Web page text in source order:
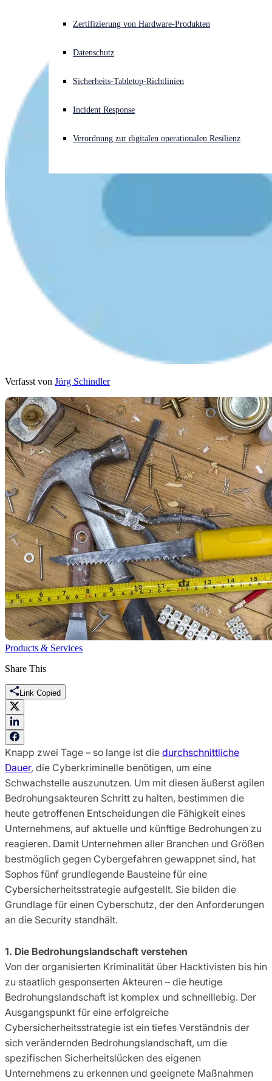
Akuter Cyberangriff? Fordern Sie Sofort-Hilfe an
Open search
Deutsch Open language switcher
Zertifizierung von Hardware-Produkten
Datenschutz
Sicherheits-Tabletop-Richtlinien
Incident Response
Verordnung zur digitalen operationalen Resilienz
Verfasst von Jörg Schindler
Products & Services
Share This
Link Copied
Knapp zwei Tage – so lange ist die durchschnittliche
Dauer, die Cyberkriminelle benötigen, um eine
Schwachstelle auszunutzen. Um mit diesen äußerst agilen
Bedrohungsakteuren Schritt zu halten, bestimmen die
heute getroffenen Entscheidungen die Fähigkeit eines
Unternehmens, auf aktuelle und künftige Bedrohungen zu
reagieren. Damit Unternehmen aller Branchen und Größen
bestmöglich gegen Cybergefahren gewappnet sind, hat
Sophos fünf grundlegende Bausteine für eine
Cybersicherheitsstrategie aufgestellt. Sie bilden die
Grundlage für einen Cyberschutz, der den Anforderungen
an die Security standhält.
1. Die Bedrohungslandschaft verstehen
Von der organisierten Kriminalität über Hacktivisten bis hin
zu staatlich gesponserten Akteuren – die heutige
Bedrohungslandschaft ist komplex und schnelllebig. Der
Ausgangspunkt für eine erfolgreiche
Cybersicherheitsstrategie ist ein tiefes Verständnis der
sich verändernden Bedrohungslandschaft, um die
spezifischen Sicherheitslücken des eigenen
Unternehmens zu erkennen und geeignete Maßnahmen